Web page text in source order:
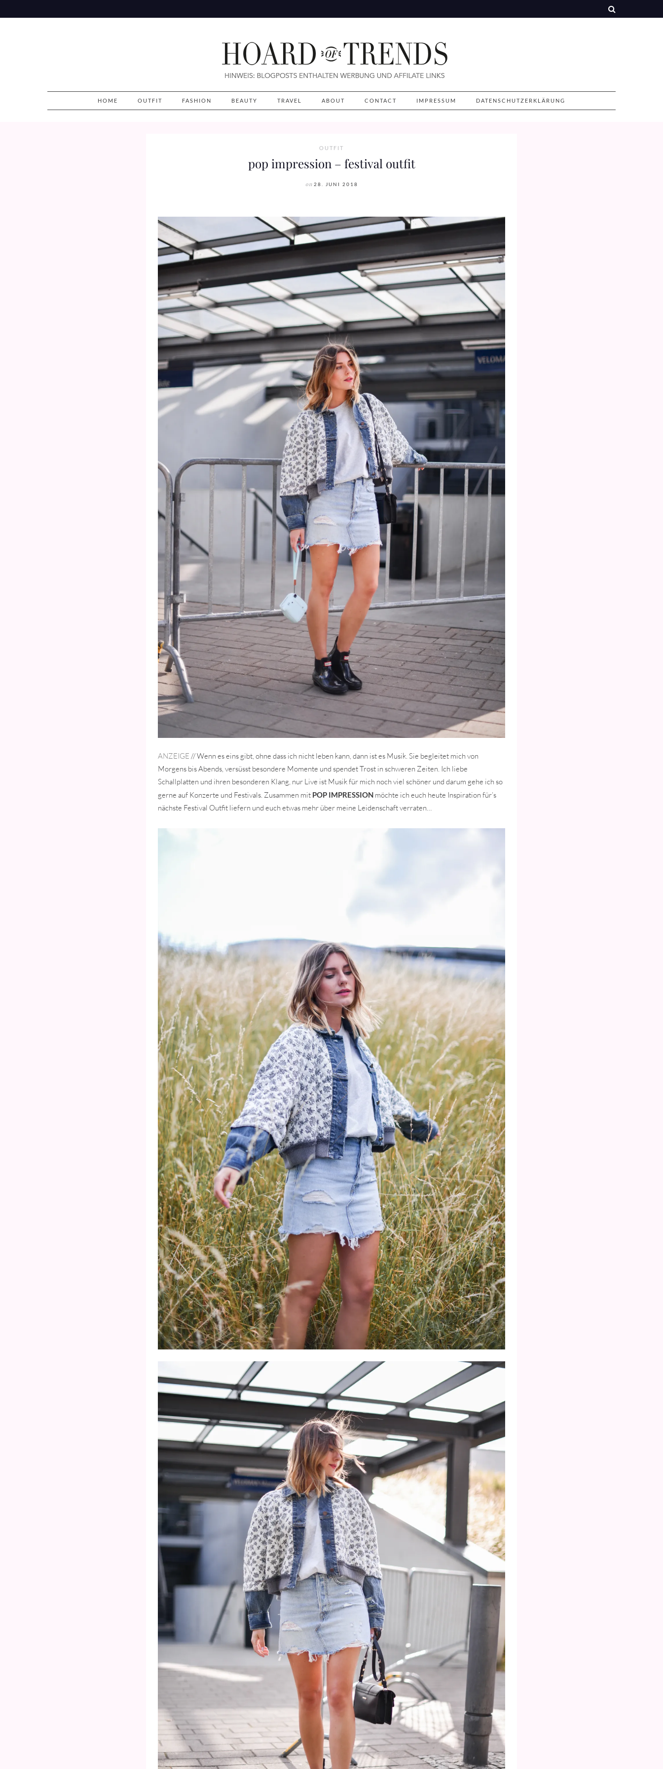
to
HOME OUTFIT FASHION BEAUTY TRAVEL ABOUT CONTACT IMPRESSUM DATENSCHUTZERKLÄRUNG
OUTFIT
pop impression – festival outfit
on 28. JUNI 2018
ANZEIGE // Wenn es eins gibt, ohne dass ich nicht leben kann, dann ist es Musik. Sie begleitet mich von
Morgens bis Abends, versüsst besondere Momente und spendet Trost in schweren Zeiten. Ich liebe
Schallplatten und ihren besonderen Klang, nur Live ist Musik für mich noch viel schöner und darum gehe ich so
gerne auf Konzerte und Festivals. Zusammen mit POP IMPRESSION möchte ich euch heute Inspiration für’s
nächste Festival Outfit liefern und euch etwas mehr über meine Leidenschaft verraten…